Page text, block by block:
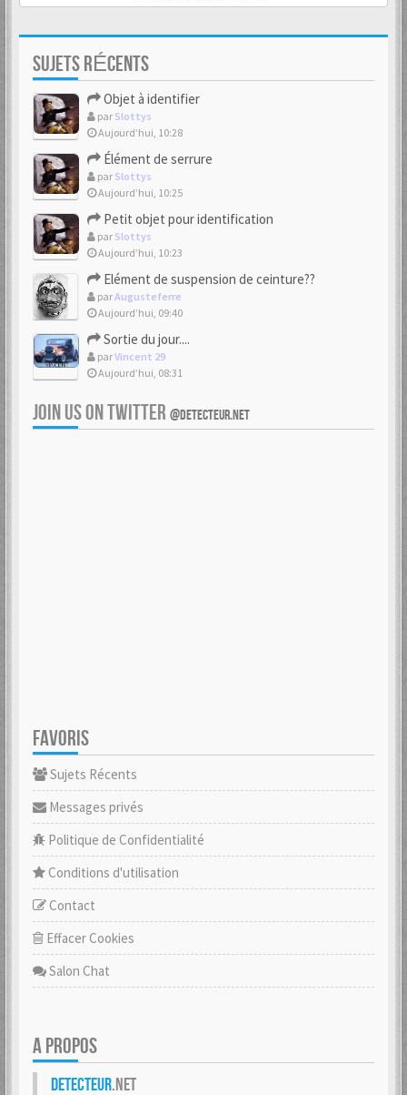
SUJETS RÉCENTS
Objet à identifier
par Slottys
Aujourd’hui, 10:28
Élément de serrure
par Slottys
Aujourd’hui, 10:25
Petit objet pour identification
par Slottys
Aujourd’hui, 10:23
Elément de suspension de ceinture??
parAugusteferre
Aujourd’hui, 09:40
Sortie du jour....
parVincent 29
Aujourd’hui, 08:31
JOIN US ON TWITTER @DETECTEUR.NET
FAVORIS
Sujets Récents
Messages privés
Politique de Confidentialité
Conditions d'utilisation
Contact
Effacer Cookies
Salon Chat
A PROPOS
Detecteur.net